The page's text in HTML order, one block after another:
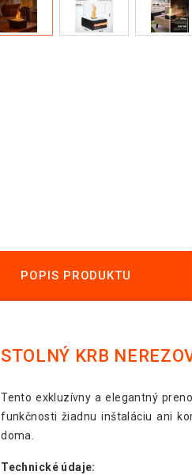
POPIS PRODUKTU
STOLNÝ KRB
Tento exkluzívny a elegantný
funkčnosti žiadnu inštaláciu ani
doma.
Technické údaje: